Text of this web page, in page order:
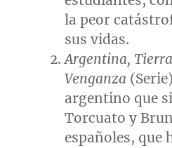
la peor
sus vidas.
Argentina,
Venganza
argentino que
Torcuato y
españoles, que